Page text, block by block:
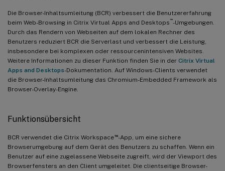
Die Browser-Inhaltsumleitung (BCR) verbessert die Benutzererfahrung
beim Web-Browsing in Citrix Virtual Apps and Desktops ™-Umgebungen.
Durch das Rendern von Webseiten auf dem lokalen Rechner des
Benutzers reduziert BCR die Serverlast und verbessert die Leistung,
insbesondere bei komplexen oder ressourcenintensiven Websites.
Weitere Informationen zu dieser Funktion finden Sie in der Citrix Virtual
Apps and Desktops-Dokumentation. Auf Windows-Clients verwendet
die Browser-Inhaltsumleitung das Chromium-Embedded Framework als
Browser-Overlay-Engine.
Funktionsübersicht
BCR verwendet die Citrix Workspace™-App, um eine sichere
Browserumgebung auf dem Gerät des Benutzers zu schaffen. Wenn ein
Benutzer auf eine zugelassene Webseite zugreift, wird der Viewport des
Browserfensters an den Client umgeleitet. Die clientseitige Browser-